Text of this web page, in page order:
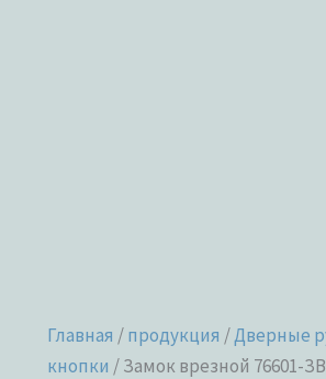
Главная /продукция /Дверные
кнопки / Замок врезной 76601-